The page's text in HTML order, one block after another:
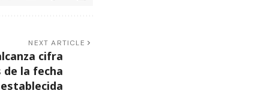
NEXT ARTICLE
cifra
de la fecha
establecida